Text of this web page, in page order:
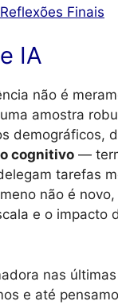
Finais
IA
não é
amostra
demográficos,
cognitivo —
tarefas
não é
e o impacto
nas
e até